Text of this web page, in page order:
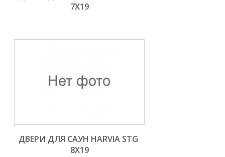
7X19
ДВЕРИ ДЛЯ САУН HARVIA STG
8X19